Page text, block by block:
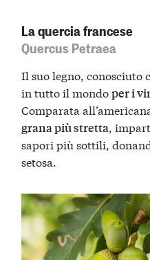
La quercia francese
Quercus Petraea
Il suo legno, conosciuto
in tutto il mondoper i
Comparata
grana più stretta,
sapori più sottili,
setosa.